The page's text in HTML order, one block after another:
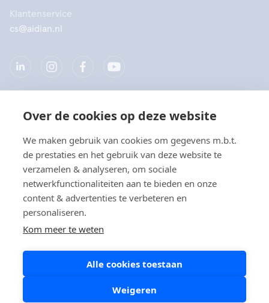
Over de cookies op deze website
We maken gebruik van cookies om gegevens m.b.t.
de prestaties en het gebruik van deze website te
verzamelen & analyseren, om sociale
netwerkfunctionaliteiten aan te bieden en onze
content & advertenties te verbeteren en
personaliseren.
Kom meer te weten
Alle cookies toestaan
Weigeren
Klantenservice
cs@aidian.nl
Bedrijf
Producten
Snelkoppelingen
Privacy